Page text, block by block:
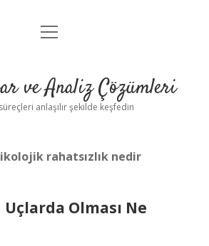
Anasayfa
Yasal Uyarı
menüyü
ve Analiz Çözümleri
anlaşılır şekilde keşfedin
rahatsızlık nedir
Olması Ne